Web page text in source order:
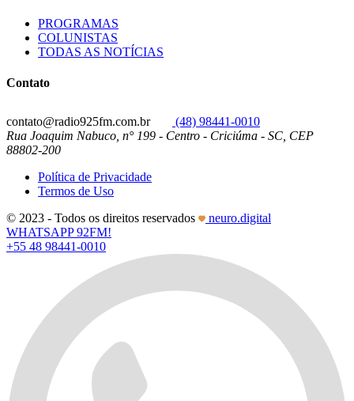
PROGRAMAS
COLUNISTAS
TODAS AS NOTÍCIAS
Contato
contato@radio925fm.com.br
(48) 98441-0010
Rua Joaquim Nabuco, n° 199 - Centro - Criciúma - SC, CEP
88802-200
Política de Privacidade
Termos de Uso
© 2023 - Todos os direitos reservados
neuro.digital
WHATSAPP 92FM!
+55 48 98441-0010